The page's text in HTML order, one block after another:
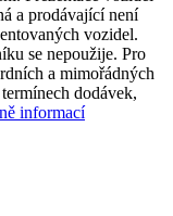
a prodávající není
vozidel.
se nepoužije. Pro
a mimořádných
dodávek,
informací